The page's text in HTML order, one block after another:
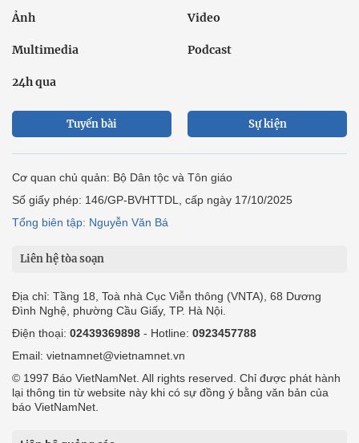
Ảnh Video
Multimedia Podcast
24h qua
Tuyến bài Sự kiện
Cơ quan chủ quản: Bộ Dân tộc và Tôn giáo
Số giấy phép: 146/GP-BVHTTDL, cấp ngày 17/10/2025
Tổng biên tập: Nguyễn Văn Bá
Liên hệ tòa soạn
Địa chỉ: Tầng 18, Toà nhà Cục Viễn thông (VNTA), 68 Dương
Đình Nghệ, phường Cầu Giấy, TP. Hà Nội.
Điện thoại: 02439369898 - Hotline: 0923457788
Email: vietnamnet@vietnamnet.vn
© 1997 Báo VietNamNet. All rights reserved. Chỉ được phát hành
lại thông tin từ website này khi có sự đồng ý bằng văn bản của
báo VietNamNet.